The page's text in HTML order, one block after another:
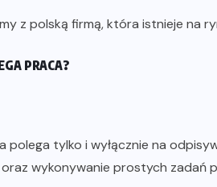
z polską firmą, która istnieje na
PRACA?
polega tylko i wyłącznie na
oraz wykonywanie prostych zadań